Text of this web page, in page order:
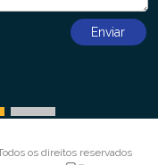
os direitos reservados